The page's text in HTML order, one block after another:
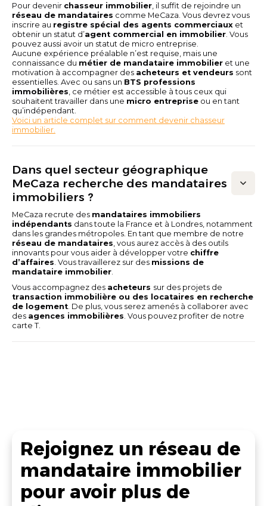
Pour devenir chasseur immobilier , il suffit de rejoindre un
réseau de mandataires comme MeCaza. Vous devrez vous
inscrire au registre spécial des agents commerciaux et
obtenir un statut d’agent commercial en immobilier . Vous
pouvez aussi avoir un statut de micro entreprise.
Aucune expérience préalable n’est requise, mais une
connaissance du métier de mandataire immobilier et une
motivation à accompagner des acheteurs et vendeurs sont
essentielles. Avec ou sans un BTS professions
immobilières , ce métier est accessible à tous ceux qui
souhaitent travailler dans une micro entreprise ou en tant
qu’indépendant.
Voici un article complet sur comment devenir chasseur
immobilier.
Dans quel secteur géographique
MeCaza recherche des mandataires
immobiliers ?
MeCaza recrute des mandataires immobiliers
indépendants dans toute la France et à Londres, notamment
dans les grandes métropoles. En tant que membre de notre
réseau de mandataires , vous aurez accès à des outils
innovants pour vous aider à développer votre chiffre
d’affaires . Vous travaillerez sur des missions de
mandataire immobilier
Vous accompagnez des acheteurs sur des projets de
transaction immobilière ou des locataires en recherche
de logement . De plus, vous serez amenés à collaborer avec
des agences immobilières . Vous pouvez profiter de notre
carte T.
Rejoignez un réseau de
mandataire immobilier
pour avoir plus de